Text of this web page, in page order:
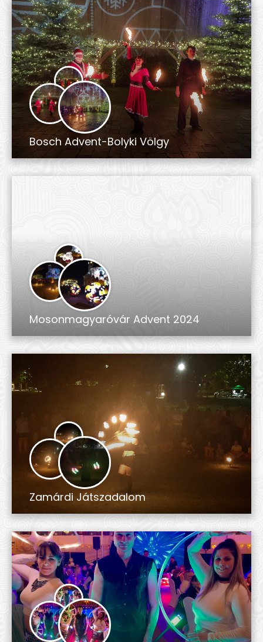
Bosch Advent-Bolyki Völgy
Mosonmagyaróvár Advent 2024
Zamárdi Játszadalom